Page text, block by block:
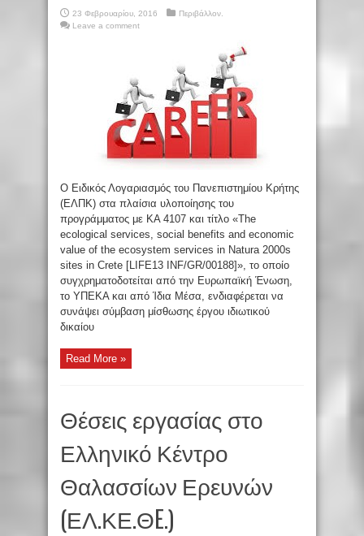
23 Φεβρουαρίου, 2016
Περιβάλλον.
Leave a comment
Ο Ειδικός Λογαριασμός του Πανεπιστημίου Κρήτης
(ΕΛΠΚ) στα πλαίσια υλοποίησης του
προγράμματος με ΚΑ 4107 και τίτλο «The
ecological services, social benefits and economic
value of the ecosystem services in Natura 2000s
sites in Crete [LIFE13 INF/GR/00188]», το οποίο
συγχρηματοδοτείται από την Ευρωπαϊκή Ένωση,
το ΥΠΕΚΑ και από Ίδια Μέσα, ενδιαφέρεται να
συνάψει σύμβαση μίσθωσης έργου ιδιωτικού
δικαίου
Read More »
Θέσεις εργασίας στο
Ελληνικό Κέντρο
Θαλασσίων Ερευνών
(ΕΛ.ΚΕ.ΘE.)